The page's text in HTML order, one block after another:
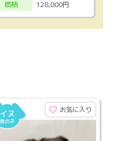
価格
128,000円
お気に入り